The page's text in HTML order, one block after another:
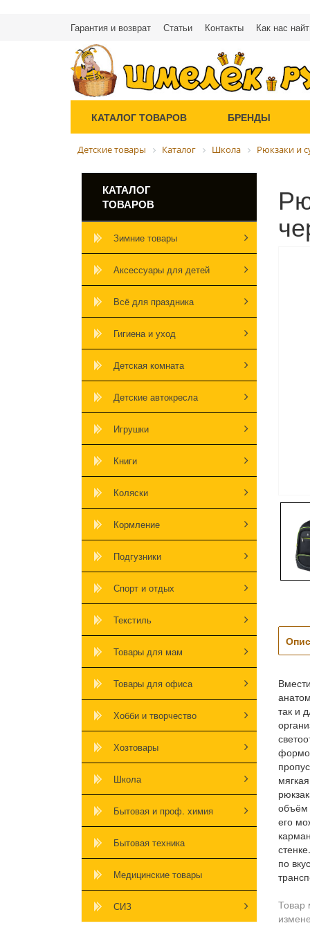
Гарантия и возврат Статьи Контакты Как нас
КАТАЛОГ ТОВАРОВ БРЕНДЫ
Детские товары Каталог Школа Рюкзаки и
КАТАЛОГ
ТОВАРОВ
Зимние товары
Аксессуары для детей
Всё для праздника
Гигиена и уход
Детская комната
Детские автокресла
Игрушки
Книги
Коляски
Кормление
Подгузники
Спорт и отдых
Текстиль
Товары для мам
Товары для офиса
Хобби и творчество
Хозтовары
Школа
Бытовая и проф. химия
Бытовая техника
Медицинские товары
СИЗ
так и
объём
его
по
Товар